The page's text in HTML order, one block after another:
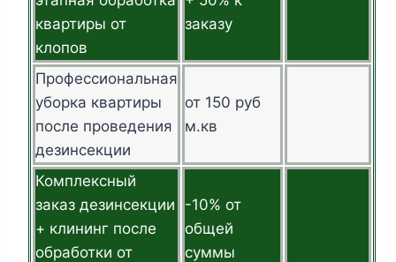
квартиры от
клопов
заказу
Профессиональная
уборка квартиры
после проведения
дезинсекции
от 150 руб
м.кв
Комплексный
заказ дезинсекции
+ клининг после
обработки от
-10% от
общей
суммы